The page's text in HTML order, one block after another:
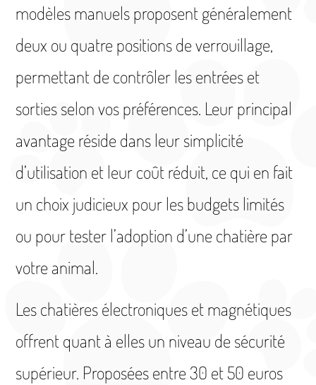
modèles manuels proposent généralement
deux ou quatre positions de verrouillage,
permettant de contrôler les entrées et
sorties selon vos préférences. Leur principal
avantage réside dans leur simplicité
d’utilisation et leur coût réduit, ce qui en fait
un choix judicieux pour les budgets limités
ou pour tester l’adoption d’une chatière par
votre animal.
Les chatières électroniques et magnétiques
offrent quant à elles un niveau de sécurité
supérieur. Proposées entre 30 et 50 euros